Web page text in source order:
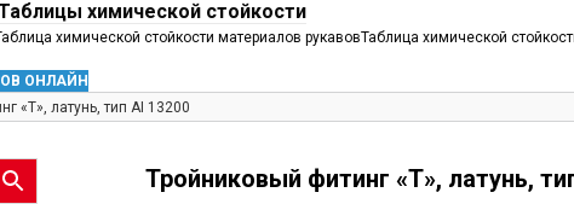
химической стойкости
химической стойкости материалов рукавовТаблица химической
ОНЛАЙН
«Т», латунь, тип AI 13200
Тройниковый фитинг «Т», латунь,